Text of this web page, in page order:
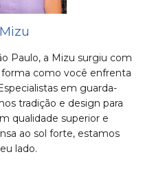
Paulo, a Mizu surgiu com
como você enfrenta
em guarda-
tradição e design para
qualidade superior e
ao sol forte, estamos
lado.